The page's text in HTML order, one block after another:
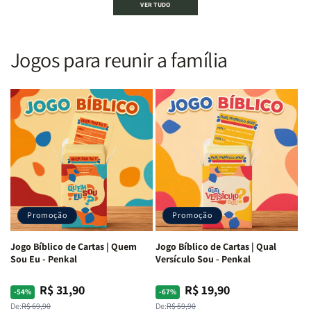
Almeida
Letra
Média
Full
Color
Brochura
Rei
Leão
Almeida
Letra
Média
&amp;
Full
Color
|
Brochura
|
Rei
Leão
PPM
|
|
Full
Color
Capa
Dura
Harpa
|
-
Cruz
Laranja
|
Full
Color
|
Capa
Dura
Harpa
|
-
Cruz
Laranja
VER TUDO
Jogos para reunir a família
Promoção
Jogo Bíblico de Cartas | Quem
Sou Eu - Penkal
-54%
Preço
De:R$ 69,90
PreçoR$ 31,90
Promoção
Jogo Bíblico de Cartas | Qual
Versículo Sou - Penkal
-67%
Preço
De:R$ 59,90
PreçoR$ 19,90